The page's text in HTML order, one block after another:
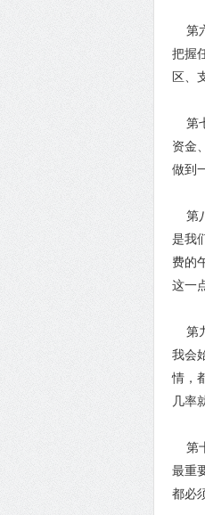
第
把握
区、
第
资金
做到
第
是我
费的
这一
第
我会
情，
几率
第
最重
都必